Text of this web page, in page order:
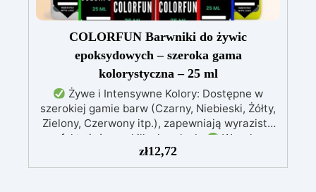
COLORFUN Barwniki do żywic
epoksydowych – szeroka gama
kolorystyczna – 25 ml
Żywe i Intensywne Kolory: Dostępne w
szerokiej gamie barw (Czarny, Niebieski, Żółty,
Zielony, Czerwony itp.), zapewniają wyraziste
efekty już przy kilku kroplach.
Wysoka
Koncentracja: Możliwość regulacji
przezroczystości – od delikatnego odcienia po
zł12,72